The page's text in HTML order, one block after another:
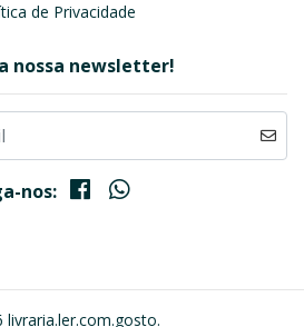
de Privacidade
nossa newsletter!
nos: